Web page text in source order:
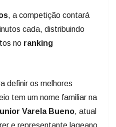
cada, distribuindo
noranking
tem um nome familiar na
Varela Bueno, atual
e representante lageano